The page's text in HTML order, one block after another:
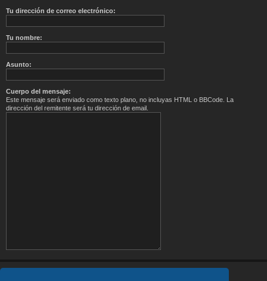
Tu dirección de correo electrónico:
Tu nombre:
Asunto:
Cuerpo del mensaje:
Este mensaje será enviado como texto plano, no incluyas HTML o BBCode. La
dirección del remitente será tu dirección de email.